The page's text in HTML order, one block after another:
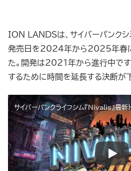
ION LANDSは、サイバーパンクシ
発売日を2024年から2025年春
た。開発は2021年から進行中で
するために時間を延長する決断が
サイバーパンクライフシム『Nivalis』最新